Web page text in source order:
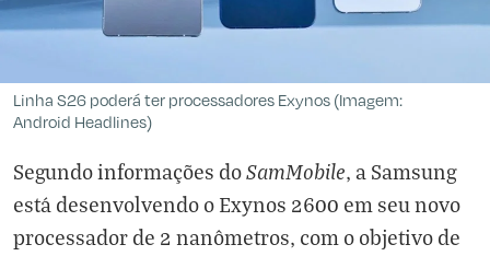
Linha S26 poderá ter processadores Exynos (Imagem:
Android Headlines)
Segundo informações doSamMobile, a Samsung
está desenvolvendo o Exynos 2600 em seu novo
processador de 2 nanômetros, com o objetivo de